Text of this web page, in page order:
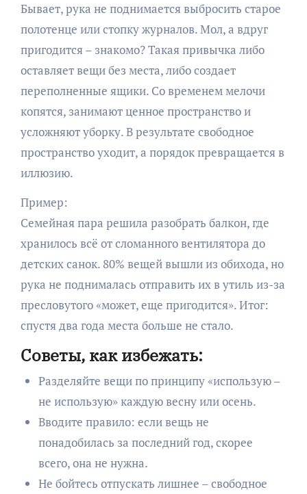
Бывает, рука не поднимается выбросить старое
полотенце или стопку журналов. Мол, а вдруг
пригодится – знакомо? Такая привычка либо
оставляет вещи без места, либо создает
переполненные ящики. Со временем мелочи
копятся, занимают ценное пространство и
усложняют уборку. В результате свободное
пространство уходит, а порядок превращается в
иллюзию.
Пример:
Семейная пара решила разобрать балкон, где
хранилось всё от сломанного вентилятора до
детских санок. 80% вещей вышли из обихода, но
рука не поднималась отправить их в утиль из-за
пресловутого «может, еще пригодится». Итог:
спустя два года места больше не стало.
Советы, как избежать:
Разделяйте вещи по принципу «использую –
не использую» каждую весну или осень.
Вводите правило: если вещь не
понадобилась за последний год, скорее
всего, она не нужна.
Не бойтесь отпускать лишнее – свободное